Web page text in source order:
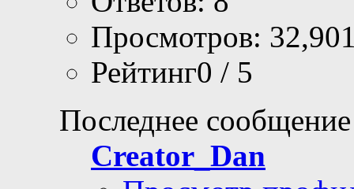
Просмотров:
Рейтинг0 / 5
Последнее
Creator_Dan